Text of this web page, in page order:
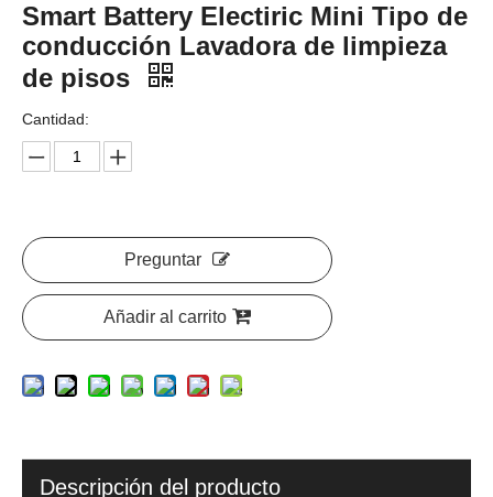
Smart Battery Electiric Mini Tipo de
conducción Lavadora de limpieza
de pisos
Cantidad:
Preguntar
Añadir al carrito
Descripción del producto